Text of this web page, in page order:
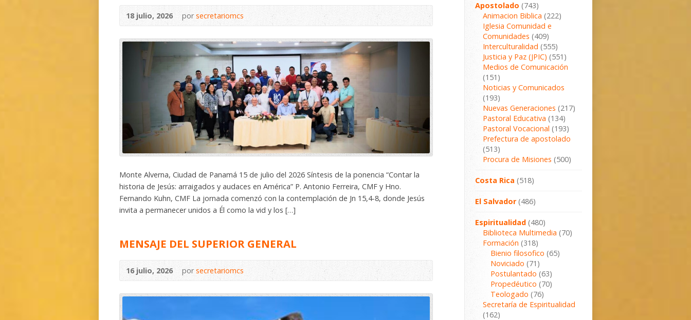
18 julio, 2026 porsecretariomcs
Monte Alverna, Ciudad de Panamá 15 de julio del 2026 Síntesis de la ponencia “Contar la
historia de Jesús: arraigados y audaces en América” P. Antonio Ferreira, CMF y Hno.
Fernando Kuhn, CMF La jornada comenzó con la contemplación de Jn 15,4-8, donde Jesús
invita a permanecer unidos a Él como la vid y los […]
MENSAJE DEL SUPERIOR GENERAL
16 julio, 2026 porsecretariomcs
Apostolado (743)
Animacion Biblica (222)
Iglesia Comunidad e
Comunidades (409)
Interculturalidad (555)
Justicia y Paz (JPIC) (551)
Medios de Comunicación
(151)
Noticias y Comunicados
(193)
Nuevas Generaciones (217)
Pastoral Educativa (134)
Pastoral Vocacional (193)
Prefectura de apostolado
(513)
Procura de Misiones (500)
Costa Rica (518)
El Salvador(486)
Espiritualidad (480)
Biblioteca Multimedia (70)
Formación (318)
Bienio filosofico (65)
Noviciado (71)
Postulantado (63)
Propedéutico (70)
Teologado (76)
Secretaría de Espiritualidad
(162)